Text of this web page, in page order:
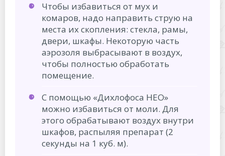
Чтобы избавиться от мух и
комаров, надо направить струю на
места их скопления: стекла, рамы,
двери, шкафы. Некоторую часть
аэрозоля выбрасывают в воздух,
чтобы полностью обработать
помещение.
С помощью «Дихлофоса НЕО»
можно избавиться от моли. Для
этого обрабатывают воздух внутри
шкафов, распыляя препарат (2
секунды на 1 куб. м).